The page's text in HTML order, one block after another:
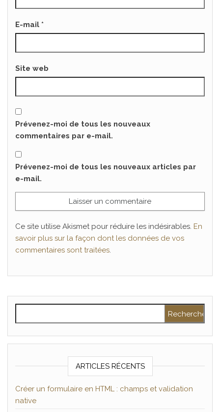
E-mail *
Site web
Prévenez-moi de tous les nouveaux
commentaires par e-mail.
Prévenez-moi de tous les nouveaux articles par
e-mail.
Ce site utilise Akismet pour réduire les indésirables. En
savoir plus sur la façon dont les données de vos
commentaires sont traitées.
ARTICLES RÉCENTS
Créer un formulaire en HTML : champs et validation
native